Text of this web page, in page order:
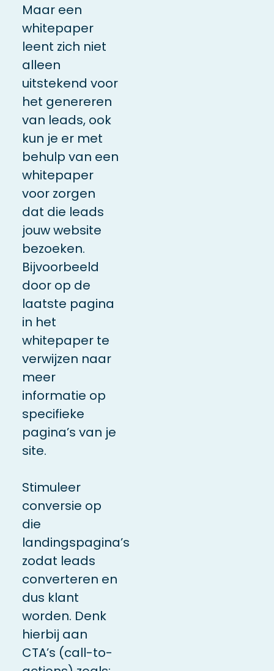
Maar een
whitepaper
leent zich niet
alleen
uitstekend voor
het genereren
van leads, ook
kun je er met
behulp van een
whitepaper
voor zorgen
dat die leads
jouw website
bezoeken.
Bijvoorbeeld
door op de
laatste pagina
in het
whitepaper te
verwijzen naar
meer
informatie op
specifieke
pagina’s van je
site.
Stimuleer
conversie op
die
landingspagina’s
zodat leads
converteren en
dus klant
worden. Denk
hierbij aan
CTA’s (call-to-